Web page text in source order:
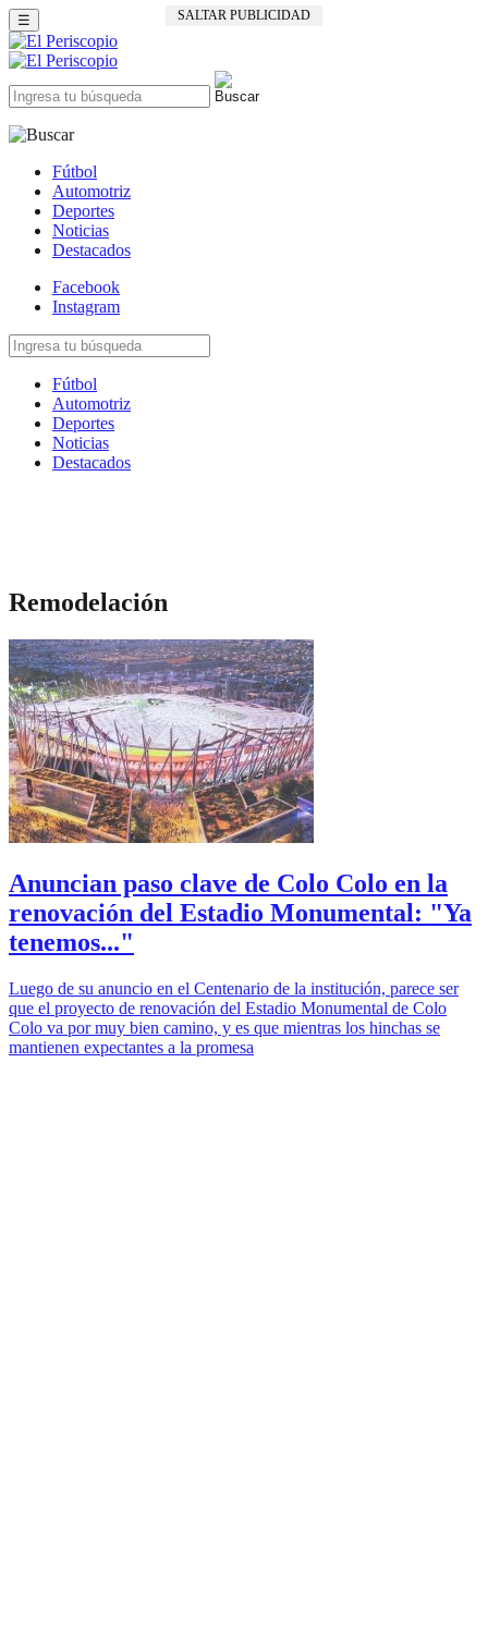
SALTAR PUBLICIDAD
☰
Fútbol
Automotriz
Deportes
Noticias
Destacados
Facebook
Instagram
Fútbol
Automotriz
Deportes
Noticias
Destacados
Remodelación
Anuncian paso clave de Colo Colo en la
renovación del Estadio Monumental: "Ya
tenemos..."
Luego de su anuncio en el Centenario de la institución, parece ser
que el proyecto de renovación del Estadio Monumental de Colo
Colo va por muy bien camino, y es que mientras los hinchas se
mantienen expectantes a la promesa